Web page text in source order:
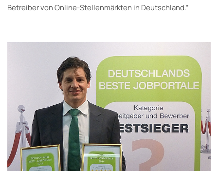
Betreiber von Online-Stellenmärkten in Deutschland.”